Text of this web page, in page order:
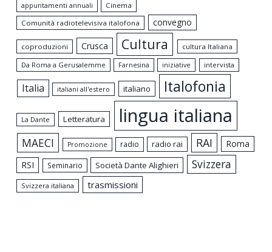
appuntamenti annuali
Cinema
Comunità radiotelevisiva italofona
convegno
coproduzioni Crusca Cultura
cultura Italiana
Da Roma a Gerusalemme
Farnesina iniziative intervista
Italia italiani all'estero italiano Italofonia
La Dante Letteratura lingua italiana
MAECI Promozione radio radio rai RAI
Roma
RSI
Seminario Società Dante Alighieri Svizzera
Svizzera italiana trasmissioni